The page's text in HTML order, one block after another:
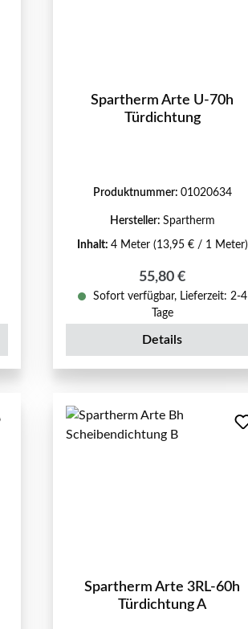
Spartherm Arte U-70h
Türdichtung
Produktnummer: 01020634
Hersteller: Spartherm
Inhalt: 4 Meter (13,95 € / 1 Meter)
Regulärer Preis:
55,80 €
Sofort verfügbar, Lieferzeit: 2-4
Tage
Details
Spartherm Arte 3RL-60h
Türdichtung A